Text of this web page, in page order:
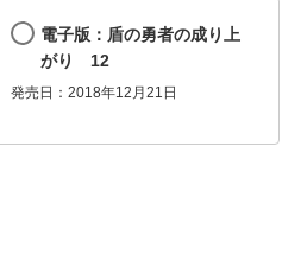
電子版：盾の勇者の成り上
がり 12
発売日：2018年12月21日